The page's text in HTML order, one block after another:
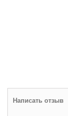
Написать отзыв